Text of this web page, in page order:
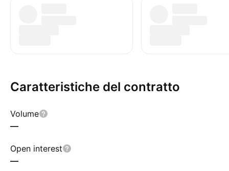
Caratteristiche del contratto
Volume
—
Open interest
—